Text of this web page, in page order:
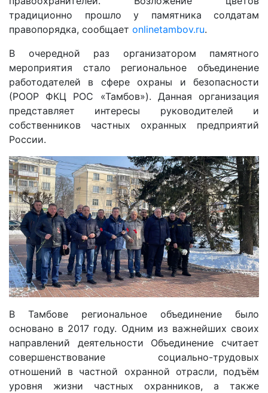
традиционно прошло у памятника солдатам
правопорядка, сообщает onlinetambov.ru.
В очередной раз организатором памятного
мероприятия стало региональное объединение
работодателей в сфере охраны и безопасности
(РООР ФКЦ РОС «Тамбов»). Данная организация
представляет интересы руководителей и
собственников частных охранных предприятий
России.
В Тамбове региональное объединение было
основано в 2017 году. Одним из важнейших своих
направлений деятельности Объединение считает
совершенствование социально-трудовых
отношений в частной охранной отрасли, подъём
уровня жизни частных охранников, а также